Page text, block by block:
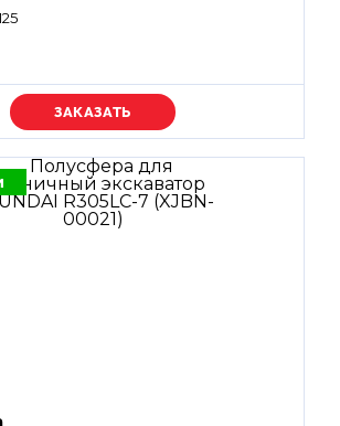
Уточняйте цену